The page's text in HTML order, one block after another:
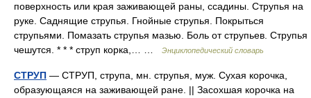
поверхность или края заживающей раны, ссадины. Струпья на
руке. Саднящие струпья. Гнойные струпья. Покрыться
струпьями. Помазать струпья мазью. Боль от струпьев. Струпья
чешутся. * * * струп корка,… …
Энциклопедический словарь
СТРУП — СТРУП, струпа, мн. струпья, муж. Сухая корочка,
образующаяся на заживающей ране. || Засохшая корочка на